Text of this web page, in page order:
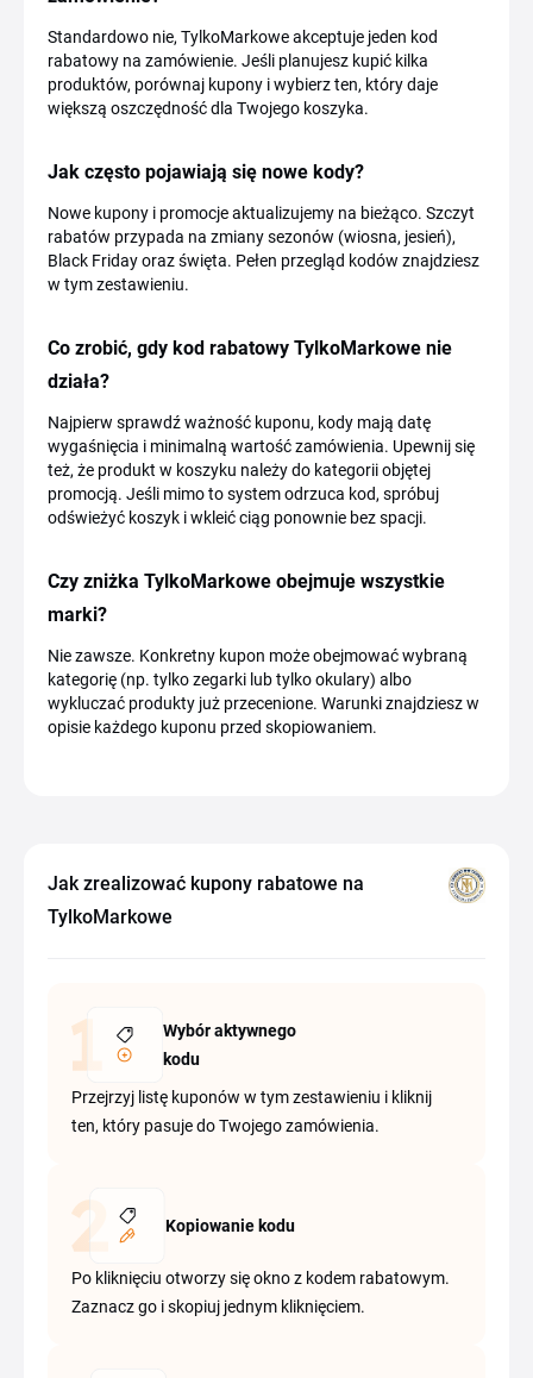
Standardowo nie, TylkoMarkowe akceptuje jeden kod
rabatowy na zamówienie. Jeśli planujesz kupić kilka
produktów, porównaj kupony i wybierz ten, który daje
większą oszczędność dla Twojego koszyka.
Jak często pojawiają się nowe kody?
Nowe kupony i promocje aktualizujemy na bieżąco. Szczyt
rabatów przypada na zmiany sezonów (wiosna, jesień),
Black Friday oraz święta. Pełen przegląd kodów znajdziesz
w tym zestawieniu.
Co zrobić, gdy kod rabatowy TylkoMarkowe nie
działa?
Najpierw sprawdź ważność kuponu, kody mają datę
wygaśnięcia i minimalną wartość zamówienia. Upewnij się
też, że produkt w koszyku należy do kategorii objętej
promocją. Jeśli mimo to system odrzuca kod, spróbuj
odświeżyć koszyk i wkleić ciąg ponownie bez spacji.
Czy zniżka TylkoMarkowe obejmuje wszystkie
marki?
Nie zawsze. Konkretny kupon może obejmować wybraną
kategorię (np. tylko zegarki lub tylko okulary) albo
wykluczać produkty już przecenione. Warunki znajdziesz w
opisie każdego kuponu przed skopiowaniem.
Jak zrealizować kupony rabatowe na
TylkoMarkowe
Wybór aktywnego
kodu
Przejrzyj listę kuponów w tym zestawieniu i kliknij
ten, który pasuje do Twojego zamówienia.
Kopiowanie kodu
Po kliknięciu otworzy się okno z kodem rabatowym.
Zaznacz go i skopiuj jednym kliknięciem.